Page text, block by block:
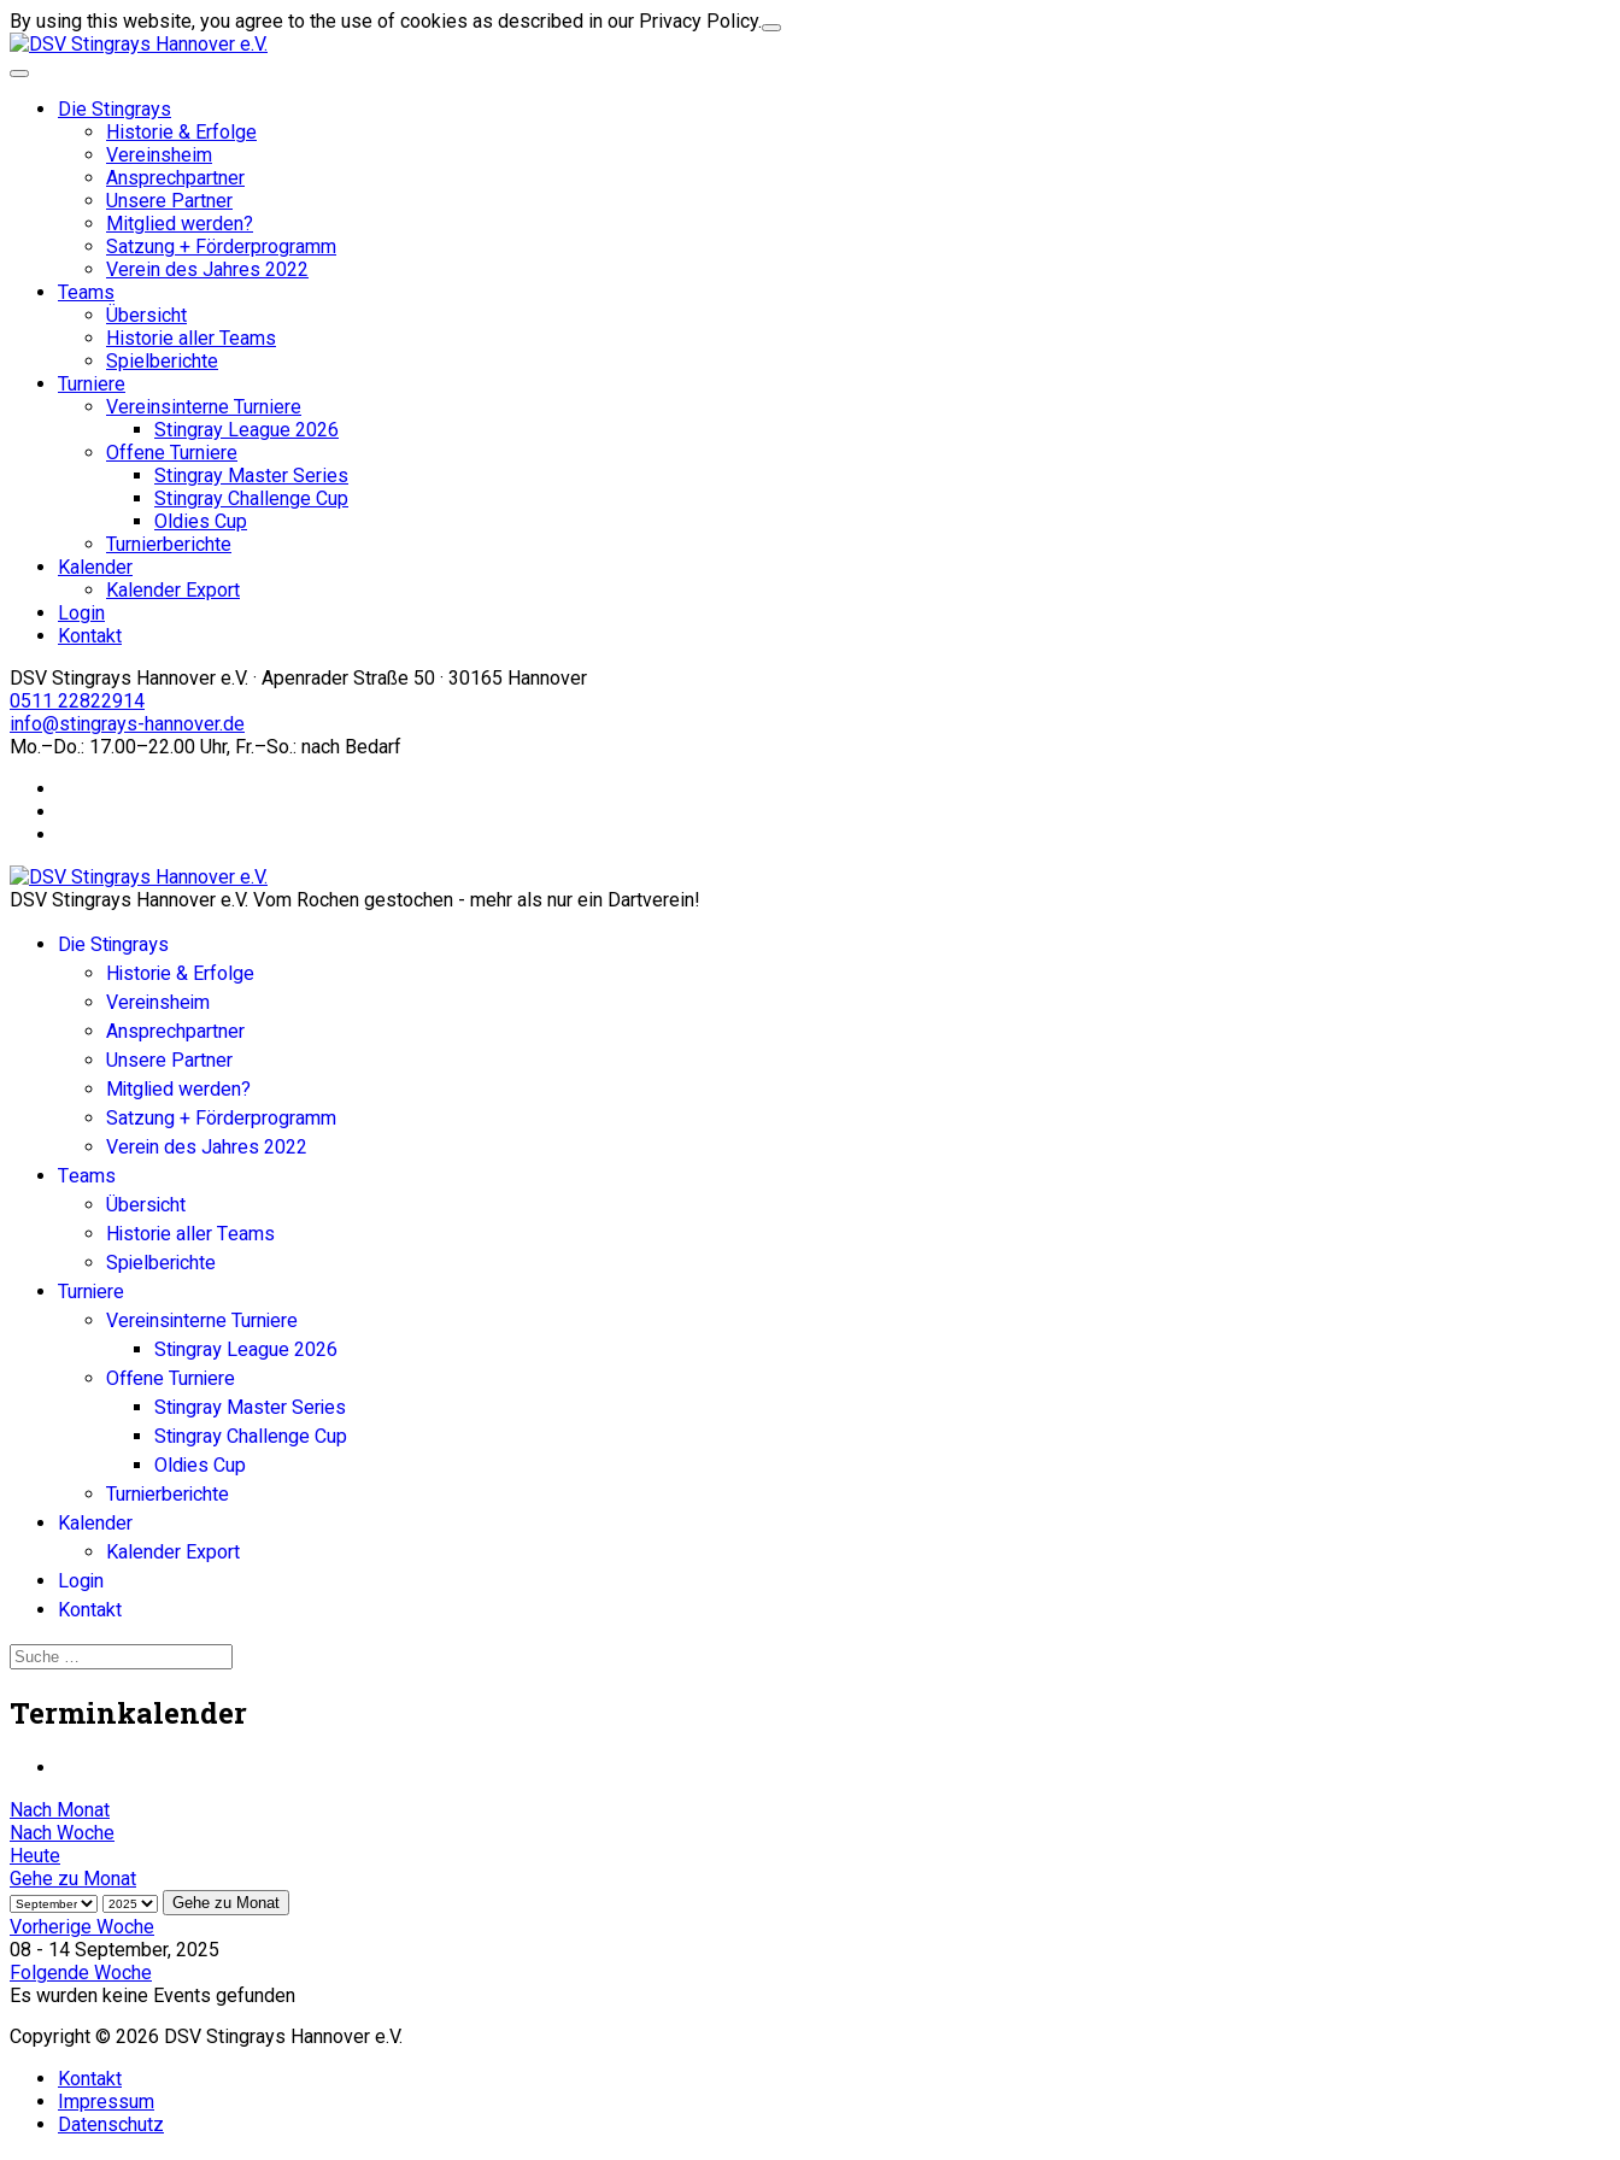
By using this website, you agree to the use of cookies as described in our Privacy Policy.
Die Stingrays
Historie & Erfolge
Vereinsheim
Ansprechpartner
Unsere Partner
Mitglied werden?
Satzung + Förderprogramm
Verein des Jahres 2022
Teams
Übersicht
Historie aller Teams
Spielberichte
Turniere
Vereinsinterne Turniere
Stingray League 2026
Offene Turniere
Stingray Master Series
Stingray Challenge Cup
Oldies Cup
Turnierberichte
Kalender
Kalender Export
Login
Kontakt
DSV Stingrays Hannover e.V. · Apenrader Straße 50 · 30165 Hannover
0511 22822914
info@stingrays-hannover.de
Mo.–Do.: 17.00–22.00 Uhr, Fr.–So.: nach Bedarf
DSV Stingrays Hannover e.V. Vom Rochen gestochen - mehr als nur ein Dartverein!
Die Stingrays
Historie & Erfolge
Vereinsheim
Ansprechpartner
Unsere Partner
Mitglied werden?
Satzung + Förderprogramm
Verein des Jahres 2022
Teams
Übersicht
Historie aller Teams
Spielberichte
Turniere
Vereinsinterne Turniere
Stingray League 2026
Offene Turniere
Stingray Master Series
Stingray Challenge Cup
Oldies Cup
Turnierberichte
Kalender
Kalender Export
Login
Kontakt
Terminkalender
Nach Monat
Nach Woche
Heute
Gehe zu Monat
Gehe zu Monat
Vorherige Woche
08 - 14 September, 2025
Folgende Woche
Es wurden keine Events gefunden
Copyright © 2026 DSV Stingrays Hannover e.V.
Kontakt
Impressum
Datenschutz